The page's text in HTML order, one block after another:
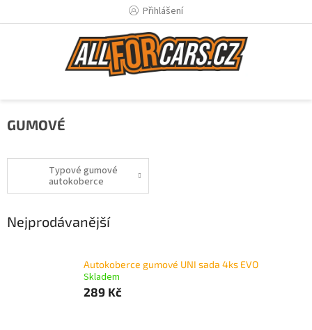
Přihlášení
GUMOVÉ
Typové gumové
autokoberce
Nejprodávanější
Autokoberce gumové UNI sada 4ks EVO
Skladem
289 Kč